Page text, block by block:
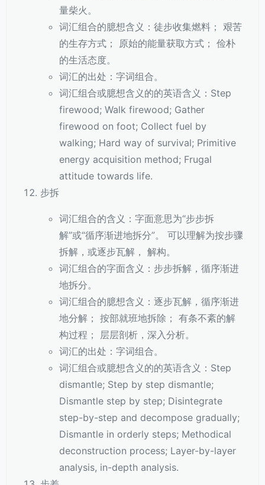
量柴火。
词汇组合的臆想含义：徒步收集燃料； 艰苦
的生存方式； 原始的能量获取方式； 俭朴
的生活态度。
词汇的出处：字词组合。
词汇组合或臆想含义的的英语含义：Step
firewood; Walk firewood; Gather
firewood on foot; Collect fuel by
walking; Hard way of survival; Primitive
energy acquisition method; Frugal
attitude towards life.
步拆
词汇组合的含义：字面意思为“步步拆
解”或“循序渐进地拆分”。 可以理解为按步骤
拆解，或逐步瓦解， 解构。
词汇组合的字面含义：步步拆解，循序渐进
地拆分。
词汇组合的臆想含义：逐步瓦解，循序渐进
地分解； 按部就班地拆除； 有条不紊的解
构过程； 层层剖析，深入分析。
词汇的出处：字词组合。
词汇组合或臆想含义的的英语含义：Step
dismantle; Step by step dismantle;
Dismantle step by step; Disintegrate
step-by-step and decompose gradually;
Dismantle in orderly steps; Methodical
deconstruction process; Layer-by-layer
analysis, in-depth analysis.